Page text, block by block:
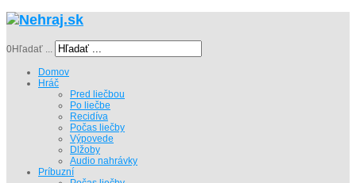
0Hľadať ...
Domov
Hráč
Pred liečbou
Po liečbe
Recidíva
Počas liečby
Výpovede
Dlžoby
Audio nahrávky
Príbuzní